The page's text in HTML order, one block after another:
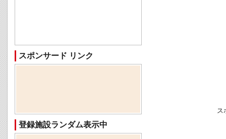
ス
スポンサード リンク
登録施設ランダム表示中